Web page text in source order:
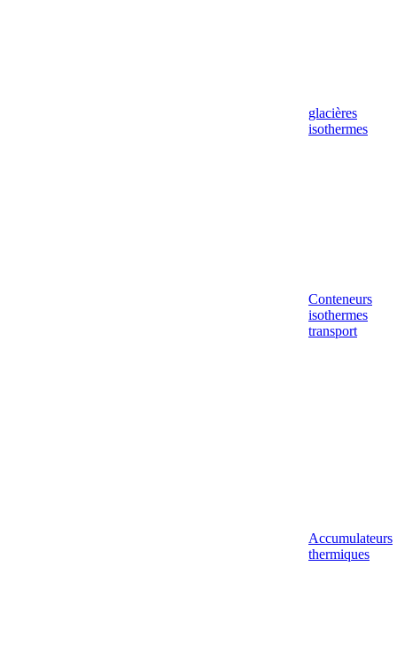
glacières
isothermes
Conteneurs
isothermes
transport
Accumulateurs
thermiques